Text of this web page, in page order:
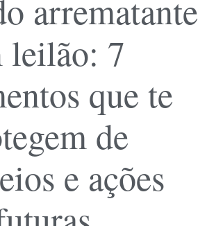
arrematante
leilão: 7
que te
de
e ações